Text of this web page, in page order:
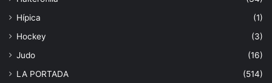
Hípica
(1)
Hockey
(3)
Judo
(16)
LA PORTADA
(514)